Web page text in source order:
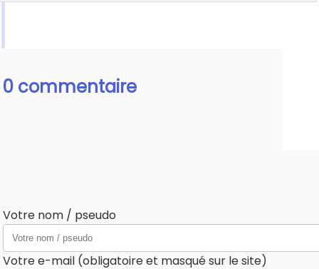
0 commentaire
Votre nom / pseudo
Votre e-mail (obligatoire et masqué sur le site)